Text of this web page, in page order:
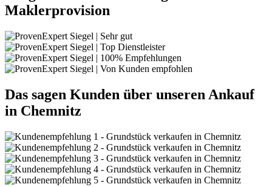
Maklerprovision
Das sagen Kunden über unseren Ankauf
in Chemnitz